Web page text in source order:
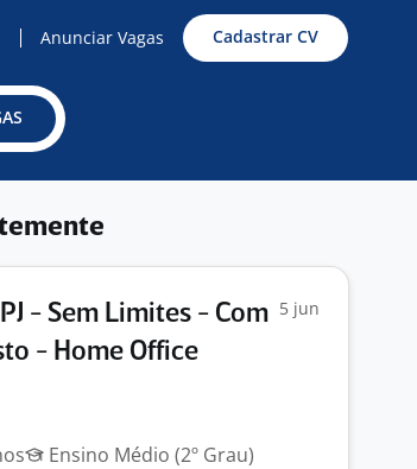
Anunciar Vagas Cadastrar CV
- Sem Limites - Com
- Home Office
5 jun
Ensino Médio (2º Grau)